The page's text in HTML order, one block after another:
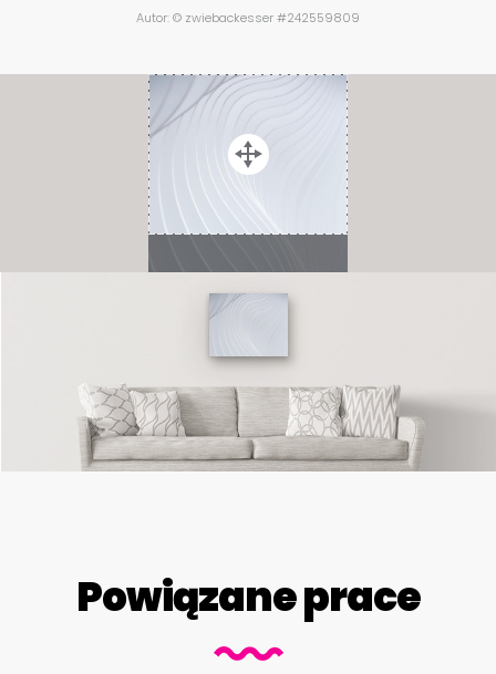
Autor: © zwiebackesser #242559809
Powiązane prace